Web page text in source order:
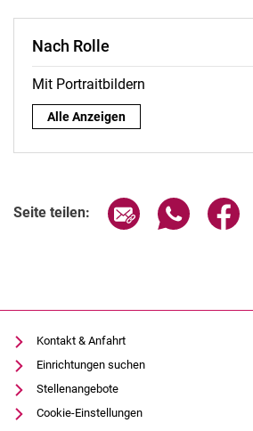
Nach Rolle
Mit Portraitbildern
Nach Rolle:
Alle Anzeigen
Seite teilen: Seite über E-Mail
Seite
Kontakt & Anfahrt
Einrichtungen suchen
Stellenangebote
Cookie-Einstellungen